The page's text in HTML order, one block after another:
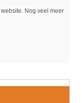
Nog veel meer